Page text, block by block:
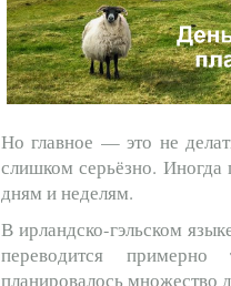
Но главное — это не
слишком серьёзно. Иногда
дням и неделям.
В ирландско-гэльском
переводится
планировалось множество